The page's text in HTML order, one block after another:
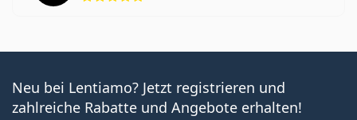
Neu bei Lentiamo? Jetzt registrieren und
zahlreiche Rabatte und Angebote erhalten!